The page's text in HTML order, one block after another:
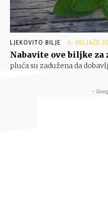
LJEKOVITO BILJE 4. VELJAČE
Nabavite ove biljke za
pluća su zadužena da
-